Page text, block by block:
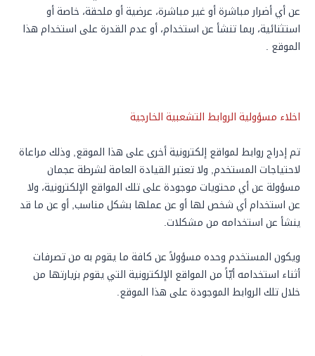
عن أي أضرار مباشرة أو غير مباشرة، عرضية أو ملحقة، خاصة أو
استثنائية، ربما تنشأ عن استخدام، أو عدم القدرة على استخدام هذا
الموقع .
اخلاء مسؤولية الروابط التشعبية الخارجية
تم إدراج روابط لمواقع إلكترونية أخرى على هذا الموقع, وذلك مراعاة
لاحتياجات المستخدم, ولا تعتبر القيادة العامة لشرطة عجمان
مسؤولة عن أي محتويات موجودة على تلك المواقع الإلكترونية، ولا
عن استخدام أي شخص لها أو عن عملها بشكل مناسب, أو عن ما قد
ينشأ عن استخدامه من مشكلات.
ويكون المستخدم وحده مسؤولاً عن كافة ما يقوم به من تصرفات
أثناء استخدامه أيّاً من المواقع الإلكترونية التي يقوم بزيارتها من
خلال تلك الروابط الموجودة على هذا الموقع.